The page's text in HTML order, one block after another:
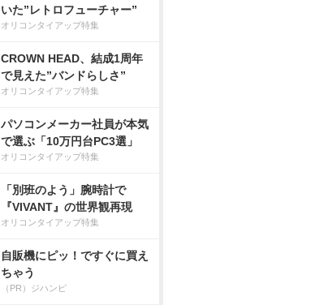
いた”レトロフューチャー”
オリコンタイアップ特集
CROWN HEAD、結成1周年
で見えた”バンドらしさ”
オリコンタイアップ特集
パソコンメーカー社員が本気
で選ぶ「10万円台PC3選」
オリコンタイアップ特集
「別班のよう」腕時計で
『VIVANT』の世界観再現
オリコンタイアップ特集
自販機にピッ！ですぐに買え
ちゃう
（PR）ジハンピ